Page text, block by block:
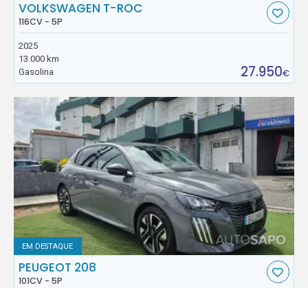
VOLKSWAGEN T-ROC
116CV - 5P
2025
13.000 km
Gasolina
27.950€
EM DESTAQUE
PEUGEOT 208
101CV - 5P